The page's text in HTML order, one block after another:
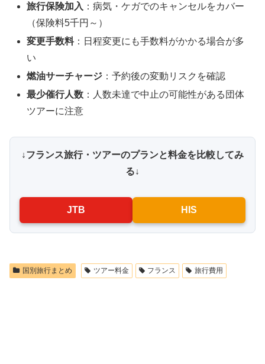
旅行保険加入 ：病気・ケガでのキャンセルをカバー
（保険料5千円～）
変更手数料：日程変更にも手数料がかかる場合が多
い
燃油サーチャージ ：予約後の変動リスクを確認
最少催行人数 ：人数未達で中止の可能性がある団体
ツアーに注意
↓フランス旅行・ツアーのプランと料金を比較してみ
る↓
JTB HIS
国別旅行まとめ ツアー料金 フランス 旅行費用